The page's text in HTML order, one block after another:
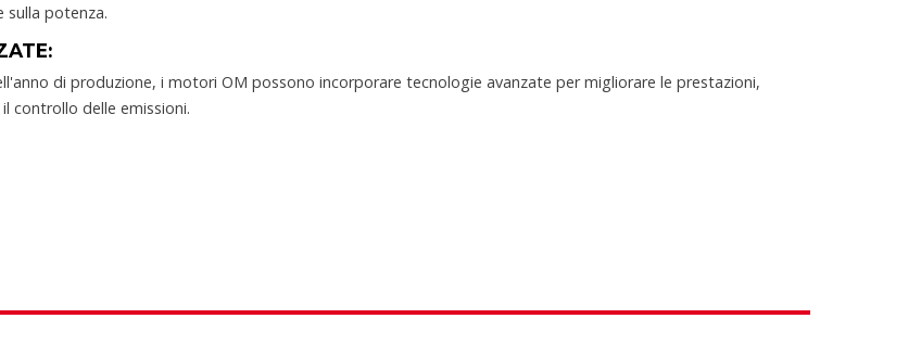
potenza.
di produzione, i motori OM possono incorporare tecnologie avanzate per migliorare le prestazioni,
controllo delle emissioni.